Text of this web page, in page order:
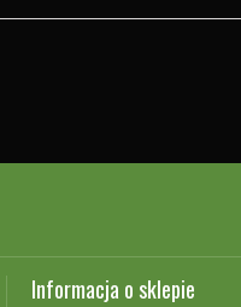
Informacja o sklepie